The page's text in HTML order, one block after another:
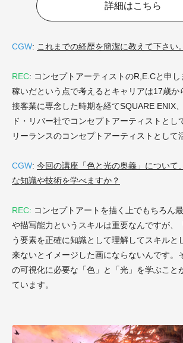
詳細はこちら
CGW: これまでの経歴を簡潔に教えて下さい。
REC: コンセプトアーティストのR,E.Cと申
稼いだという点で考えるとキャリアは17歳か
接客業に専念した時期を経てSQUARE ENIX
ド・リバー社でコンセプトアーティストとし
リーランスのコンセプトアーティストとして
CGW: 今回の講座「色と光の奥義」について
な知識や技術を学べますか？
REC: コンセプトアートを描く上でもちろん
や描写能力というスキルは重要なんですが、
う要素を正確に知識として理解してスキルと
来ないとイメージした画にならないんです。
の可視化に必要な「色」と「光」を学ぶこと
ています。